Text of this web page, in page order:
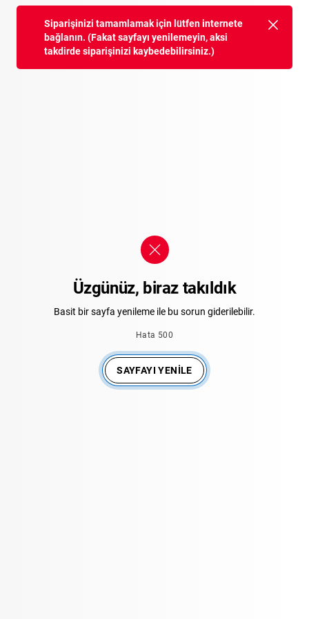
Siparişinizi tamamlamak için lütfen internete
bağlanın. (Fakat sayfayı yenilemeyin, aksi
takdirde siparişinizi kaybedebilirsiniz.)
Üzgünüz, biraz takıldık
Basit bir sayfa yenileme ile bu sorun giderilebilir.
Hata 500
SAYFAYI YENILE